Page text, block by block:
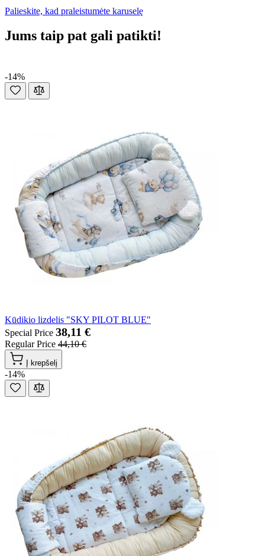
Palieskite, kad praleistumėte karuselę
Jums taip pat gali patikti!
-14%
Kūdikio lizdelis "SKY PILOT BLUE"
Special Price 38,11 €
Regular Price 44,10 €
Į krepšelį
-14%